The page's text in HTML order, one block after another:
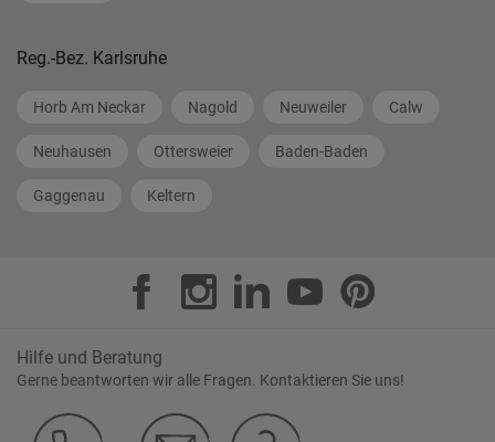
Reg.-Bez. Karlsruhe
Horb Am Neckar Nagold Neuweiler Calw
Neuhausen Ottersweier Baden-Baden
Gaggenau Keltern
Hilfe und Beratung
Gerne beantworten wir alle Fragen. Kontaktieren Sie uns!